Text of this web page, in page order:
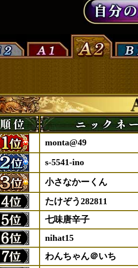
monta@49
s-5541-ino
小さなかーくん
たけぞう282811
七味唐辛子
nihat15
わんちゃん＠いち